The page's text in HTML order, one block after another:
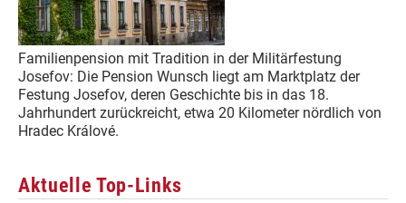
Familienpension mit Tradition in der Militärfestung
Josefov: Die Pension Wunsch liegt am Marktplatz der
Festung Josefov, deren Geschichte bis in das 18.
Jahrhundert zurückreicht, etwa 20 Kilometer nördlich von
Hradec Králové.
Aktuelle Top-Links